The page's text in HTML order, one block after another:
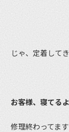
じゃ、定着して
お客様、寝てる
修理終わってま